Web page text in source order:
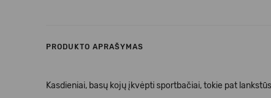
PRODUKTO APRAŠYMAS
Kasdieniai, basų kojų įkvėpti sportbačiai, tokie pat